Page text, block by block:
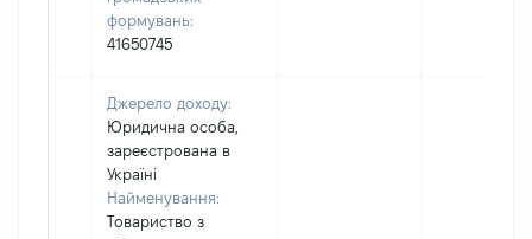
формувань:
41650745
Джерело доходу:
Юридична особа,
зареєстрована в
Україні
Найменування:
Товариство з